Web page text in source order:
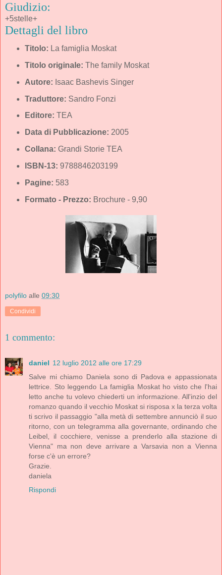
Giudizio:
+5stelle+
Dettagli del libro
Titolo: La famiglia Moskat
Titolo originale: The family Moskat
Autore: Isaac Bashevis Singer
Traduttore: Sandro Fonzi
Editore: TEA
Data di Pubblicazione: 2005
Collana: Grandi Storie TEA
ISBN-13: 9788846203199
Pagine: 583
Formato - Prezzo: Brochure - 9,90
polyfilo alle 09:30
Condividi
1 commento:
daniel 12 luglio 2012 alle ore 17:29
Salve mi chiamo Daniela sono di Padova e appassionata
lettrice. Sto leggendo La famiglia Moskat ho visto che l'hai
letto anche tu volevo chiederti un informazione. All'inzio del
romanzo quando il vecchio Moskat si risposa x la terza volta
ti scrivo il passaggio "alla metà di settembre annunciò il suo
ritorno, con un telegramma alla governante, ordinando che
Leibel, il cocchiere, venisse a prenderlo alla stazione di
Vienna" ma non deve arrivare a Varsavia non a Vienna
forse c'è un errore?
Grazie.
daniela
Rispondi